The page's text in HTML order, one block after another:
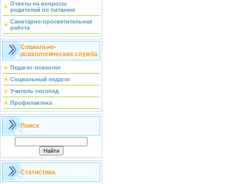
Ответы на вопросы
родителей по питанию
Санитарно-просветительная
работа
Социально-
психологическая служба
Педагог-психолог
Социальный педагог
Учитель-логопед
Профилактика
Поиск
Статистика